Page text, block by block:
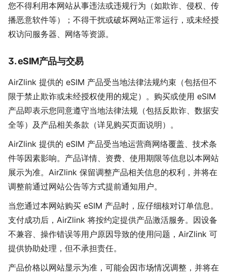
您不得利用本网站从事违法或违规行为（如欺诈、侵权、传
播恶意软件等）；不得干扰或破坏网站正常运行，或未经授
权访问服务器、网络等资源。
3. eSIM产品与交易
AirZlink 提供的 eSIM 产品受当地法律法规约束（包括但不
限于禁止欺诈或未经授权使用的规定）。购买或使用 eSIM
产品即表示您同意遵守当地法律法规（包括反欺诈、数据安
全等）及产品相关条款（详见购买页面说明）。
AirZlink 提供的 eSIM 产品受当地运营商网络覆盖、技术条
件等因素影响。产品详情、资费、使用期限等信息以本网站
展示为准。AirZlink 保留调整产品相关信息的权利，并将在
调整前通过网站公告等方式提前通知用户。
当您通过本网站购买 eSIM 产品时，应仔细核对订单信息。
支付成功后，AirZlink 将按约定提供产品激活服务。因设备
不兼容、操作错误等用户原因导致的使用问题，AirZlink 可
提供协助处理，但不承担责任。
产品价格以网站显示为准，可能会因市场情况调整，并将在